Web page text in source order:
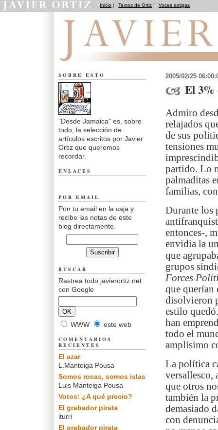
Inicio | Textos de Ortiz | Voces amigas
2005/02/25
El 3%
Admiro
relajados
de sus
tensiones
partido. Lo
palmaditas
familias,
Durante los
entonces-,
envidia la
que
grupos
Forces
que querían
disolvieron
estilo
han
todo el
amplísimo
La política
versallesco,
que otros
también la
demasiado
con
SOBRE ESTO
"Desde Jamaica" es, sobre
todo, la selección de
artículos escritos por Javier
Ortiz que queremos
recordar.
ENLACES
POR EMAIL
Pon tu email en la caja y
recibe las notas de este
blog directamente.
BUSCAR
Rastrea todo javierortiz.net
con Google
WWW este web
COMENTARIOS
RECIENTES
El azar
L.Manteiga Pousa
Somos rocas, somos islas
Luis Manteiga Pousa
Votos: ¿A qué precio?
El grabador pirata
iturri
El grabador pirata